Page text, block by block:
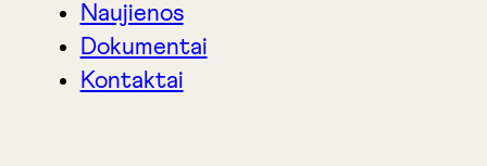
Naujienos
Dokumentai
Kontaktai